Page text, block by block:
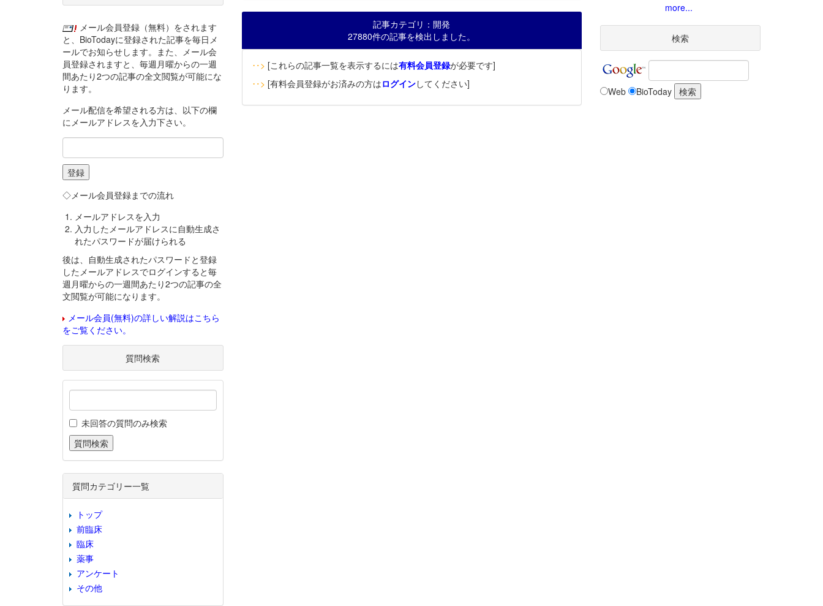
記事カテゴリ：開発
27880件の記事を検出しました。
‥> [これらの記事一覧を表示するには有料会員登録が必要です]
‥> [有料会員登録がお済みの方はログインしてください]
メール会員登録（無料）をされます
と、BioTodayに登録された記事を毎日メ
ールでお知らせします。また、メール会
員登録されますと、毎週月曜からの一週
間あたり2つの記事の全文閲覧が可能にな
ります。
メール配信を希望される方は、以下の欄
にメールアドレスを入力下さい。
◇メール会員登録までの流れ
メールアドレスを入力
入力したメールアドレスに自動生成さ
れたパスワードが届けられる
後は、自動生成されたパスワードと登録
したメールアドレスでログインすると毎
週月曜からの一週間あたり2つの記事の全
文閲覧が可能になります。
メール会員(無料)の詳しい解説はこちら
をご覧ください。
質問検索
未回答の質問のみ検索
質問カテゴリー一覧
トップ
前臨床
臨床
薬事
アンケート
その他
more...
検索
Web BioToday